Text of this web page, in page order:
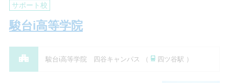
サポート校
駿台i高等学院
駿台i高等学院 四谷キャンパス （ 四ツ谷駅 ）